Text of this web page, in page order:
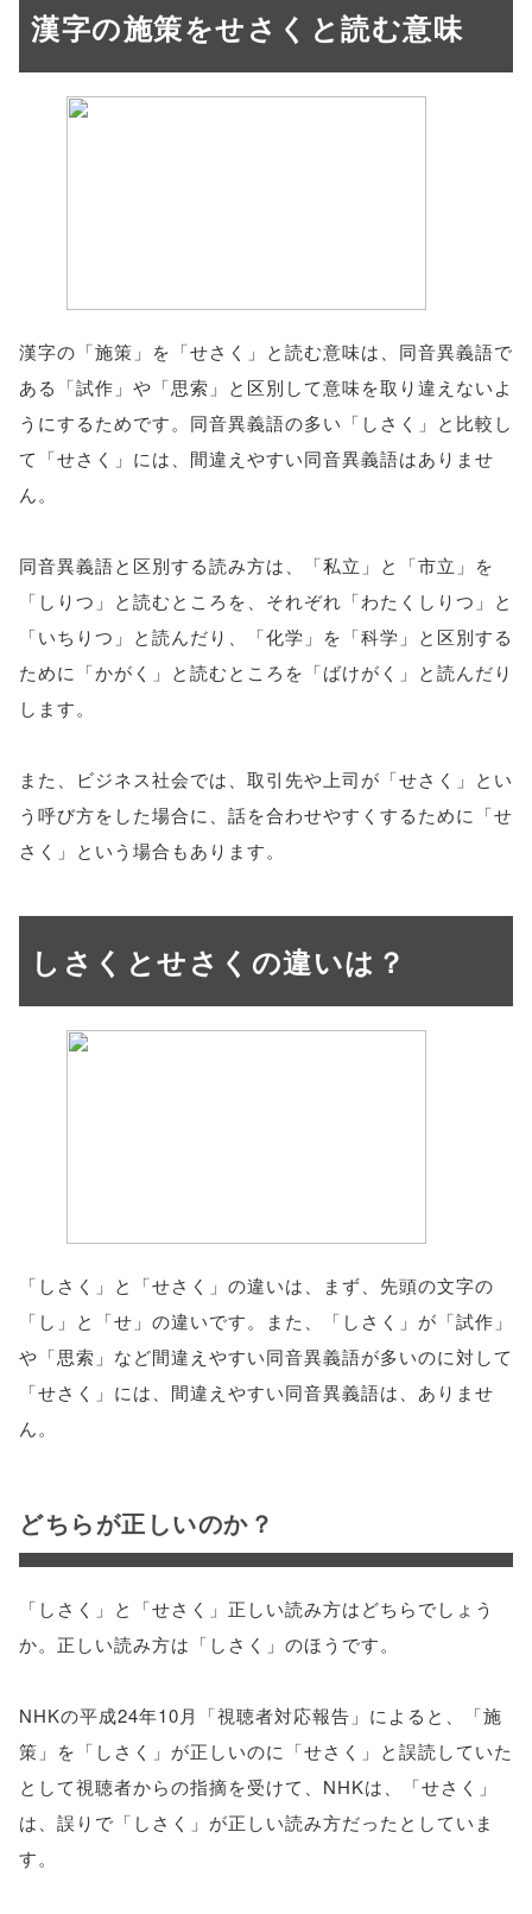
漢字の施策をせさくと読む意味
漢字の「施策」を「せさく」と読む意味は、同音異義語で
ある「試作」や「思索」と区別して意味を取り違えないよ
うにするためです。同音異義語の多い「しさく」と比較し
て「せさく」には、間違えやすい同音異義語はありませ
ん。
同音異義語と区別する読み方は、「私立」と「市立」を
「しりつ」と読むところを、それぞれ「わたくしりつ」と
「いちりつ」と読んだり、「化学」を「科学」と区別する
ために「かがく」と読むところを「ばけがく」と読んだり
します。
また、ビジネス社会では、取引先や上司が「せさく」とい
う呼び方をした場合に、話を合わせやすくするために「せ
さく」という場合もあります。
しさくとせさくの違いは？
「しさく」と「せさく」の違いは、まず、先頭の文字の
「し」と「せ」の違いです。また、「しさく」が「試作」
や「思索」など間違えやすい同音異義語が多いのに対して
「せさく」には、間違えやすい同音異義語は、ありませ
ん。
どちらが正しいのか？
「しさく」と「せさく」正しい読み方はどちらでしょう
か。正しい読み方は「しさく」のほうです。
NHKの平成24年10月「視聴者対応報告」によると、「施
策」を「しさく」が正しいのに「せさく」と誤読していた
として視聴者からの指摘を受けて、NHKは、「せさく」
は、誤りで「しさく」が正しい読み方だったとしていま
す。